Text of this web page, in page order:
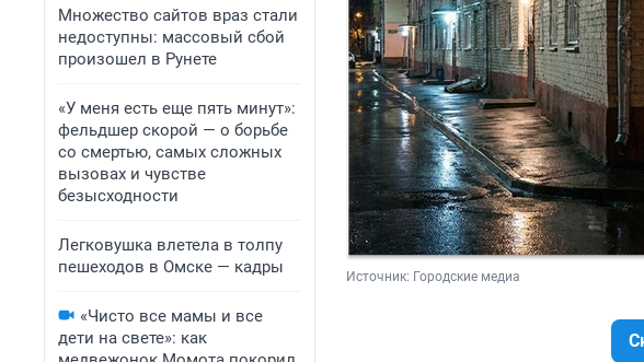
Множество сайтов враз стали
недоступны: массовый сбой
произошел в Рунете
«У меня есть еще пять минут»:
фельдшер скорой — о борьбе
со смертью, самых сложных
вызовах и чувстве
безысходности
Легковушка влетела в толпу
пешеходов в Омске — кадры
«Чисто все мамы и все
дети на свете»: как
Источник: Городские медиа